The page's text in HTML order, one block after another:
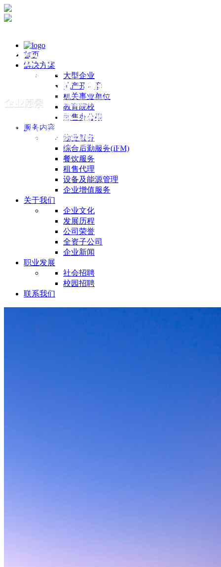
首页
解决方案
大型企业
地产开发商
机关事业单位
教育院校
散售办公楼
服务内容
物业服务
综合后勤服务(IFM)
餐饮服务
租售代理
设备及能源管理
企业增值服务
关于我们
企业文化
发展历程
公司荣誉
全资子公司
企业新闻
职业发展
社会招聘
校园招聘
联系我们